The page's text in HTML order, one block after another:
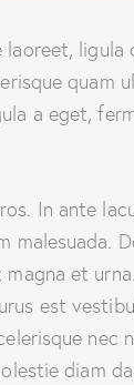
quam
a eget,
In ante
et
est
nec
diam